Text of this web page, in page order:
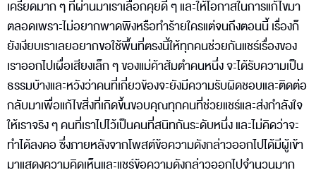
เครียดมาก ๆ ที่ผ่านมาเราเลือกคุยดี ๆ และให้โอกาสในการแก้ไขมา
ตลอดเพราะไม่อยากพาดพิงหรือทำร้ายใครแต่จนถึงตอนนี้ เรื่องก็
ยังเงียบเราเลยอยากขอใช้พื้นที่ตรงนี้ให้ทุกคนช่วยกันแชร์เรื่องของ
เราออกไปเผื่อเสียงเล็ก ๆ ของแม่ค้าส้มตำคนหนึ่ง จะได้รับความเป็น
ธรรมบ้างและหวังว่าคนที่เกี่ยวข้องจะยังมีความรับผิดชอบและติดต่อ
กลับมาเพื่อแก้ไขสิ่งที่เกิดขึ้นขอบคุณทุกคนที่ช่วยแชร์และส่งกำลังใจ
ให้เราจริง ๆ คนที่เราไปไว้เป็นคนที่สนิทกันระดับหนึ่ง และไม่คิดว่าจะ
ทำได้ลงคอ ซึ่งภายหลังจากโพสต์ข้อความดังกล่าวออกไปได้มีผู้เข้า
มาแสดงความคิดเห็นและแชร์ข้อความดังกล่าวออกไปจำนวนมาก